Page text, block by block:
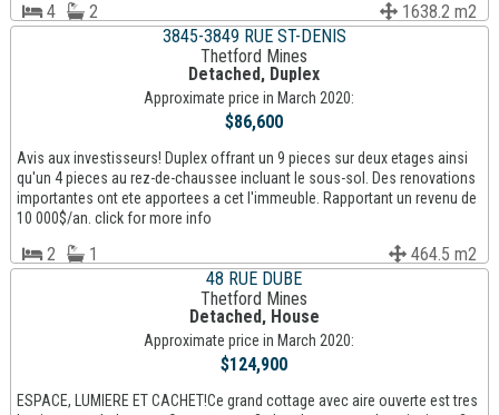
4 2
1638.2 m2
3845-3849 RUE ST-DENIS
Thetford Mines
Detached, Duplex
Approximate price in March 2020:
$86,600
Avis aux investisseurs! Duplex offrant un 9 pieces sur deux etages ainsi
qu'un 4 pieces au rez-de-chaussee incluant le sous-sol. Des renovations
importantes ont ete apportees a cet l'immeuble. Rapportant un revenu de
10 000$/an. click for more info
2 1
464.5 m2
48 RUE DUBE
Thetford Mines
Detached, House
Approximate price in March 2020:
$124,900
ESPACE, LUMIERE ET CACHET!Ce grand cottage avec aire ouverte est tres